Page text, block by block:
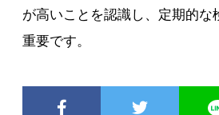
が高いことを認識し、定期的な
重要です。